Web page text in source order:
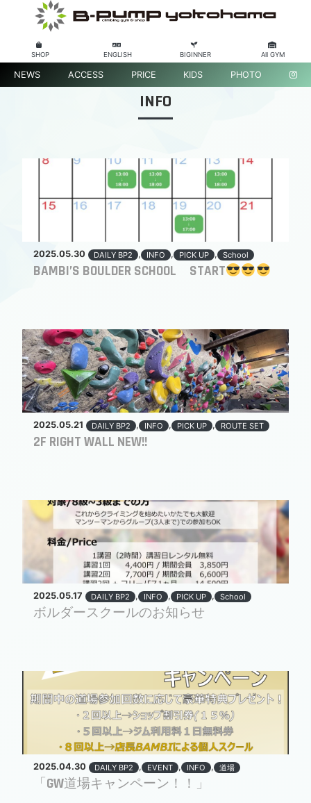
SHOP ENGLISH BIGINNER All GYM
NEWS ACCESS PRICE KIDS PHOTO
INFO
2025.05.30 DAILY BP2 , INFO , PICK UP , School
BAMBI’S BOULDER SCHOOL START
2025.05.21 DAILY BP2 , INFO , PICK UP , ROUTE SET
2F RIGHT WALL NEW!!
2025.05.17 DAILY BP2 , INFO , PICK UP , School
ボルダースクールのお知らせ
2025.04.30 DAILY BP2 , EVENT , INFO , 道場
「GW道場キャンペーン！！」